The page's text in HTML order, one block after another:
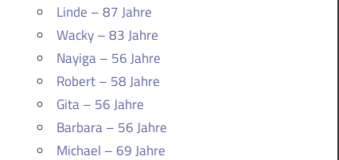
Linde – 87 Jahre
Wacky – 83 Jahre
Nayiga – 56 Jahre
Robert – 58 Jahre
Gita – 56 Jahre
Barbara – 56 Jahre
Michael – 69 Jahre